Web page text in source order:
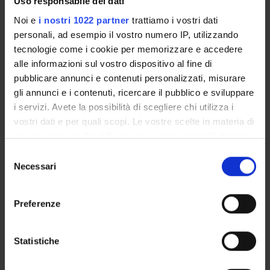
Noi e i nostri 1022 partner trattiamo i vostri dati
personali, ad esempio il vostro numero IP, utilizzando
tecnologie come i cookie per memorizzare e accedere
alle informazioni sul vostro dispositivo al fine di
pubblicare annunci e contenuti personalizzati, misurare
gli annunci e i contenuti, ricercare il pubblico e sviluppare
i servizi. Avete la possibilità di scegliere chi utilizza i
vostri dati e per quali scopi. Le vostre scelte in materia di
privacy sono applicabili solo su questa proprietà digitale
modificare o revocare il proprio consenso in qualsiasi
momento dalla Dichiarazione sui cookie o facendo clic
raccogliere informazioni sulla tua posizione
geografica, con un'approssimazione di qualche
delNecessari
Preferenze
Statistiche
Ricciardello Irene
Specializzando
Russo Savino
Specializzando
Scurcanu Mihaela
Administrative worker
Shakkour Meilad
PhD student
Administrative worker
Specializzando